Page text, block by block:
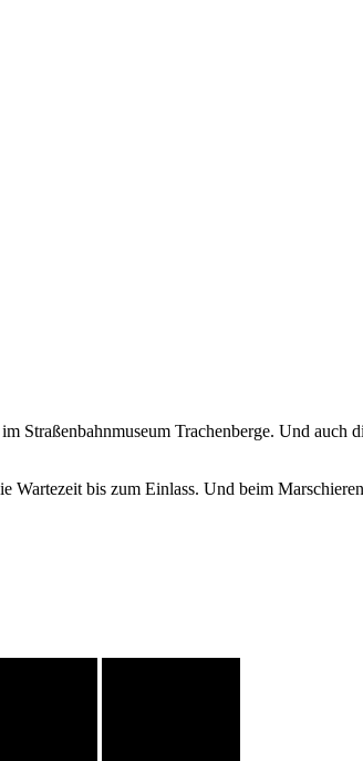
Trachenberge. Und auch
bis zum Einlass. Und beim